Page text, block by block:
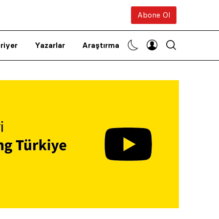
Abone Ol
Yazarlar Araştırma